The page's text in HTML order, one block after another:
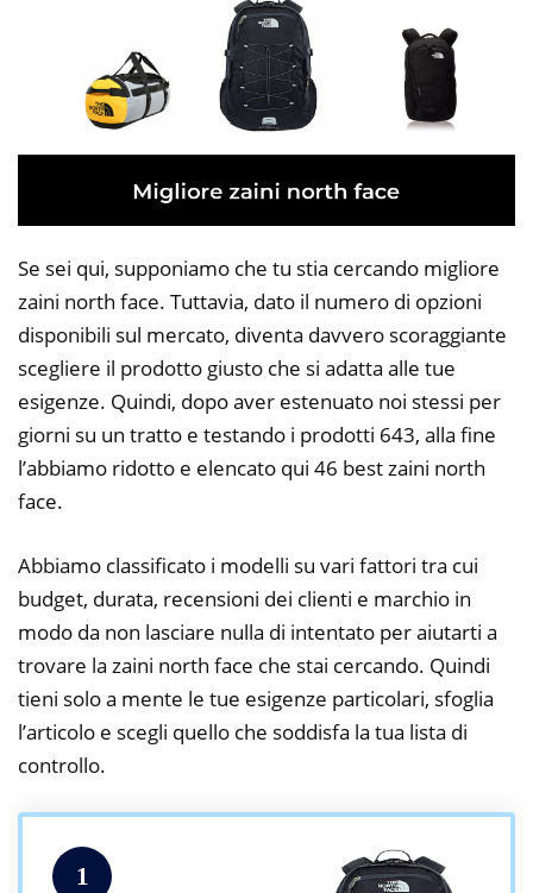
Se sei qui, supponiamo che tu stia cercando migliore
zaini north face. Tuttavia, dato il numero di opzioni
disponibili sul mercato, diventa davvero scoraggiante
scegliere il prodotto giusto che si adatta alle tue
esigenze. Quindi, dopo aver estenuato noi stessi per
giorni su un tratto e testando i prodotti 643, alla fine
l’abbiamo ridotto e elencato qui 46 best zaini north
face.
Abbiamo classificato i modelli su vari fattori tra cui
budget, durata, recensioni dei clienti e marchio in
modo da non lasciare nulla di intentato per aiutarti a
trovare la zaini north face che stai cercando. Quindi
tieni solo a mente le tue esigenze particolari, sfoglia
l’articolo e scegli quello che soddisfa la tua lista di
controllo.
1